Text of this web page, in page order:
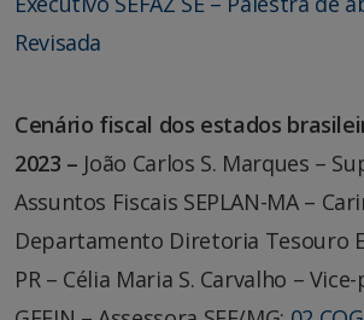
Revisada
Cenário fiscal dos estados
2023 – João Carlos S. Marques –
Assuntos Fiscais SEPLAN-MA –
Departamento Diretoria Tesouro
PR – Célia Maria S. Carvalho –